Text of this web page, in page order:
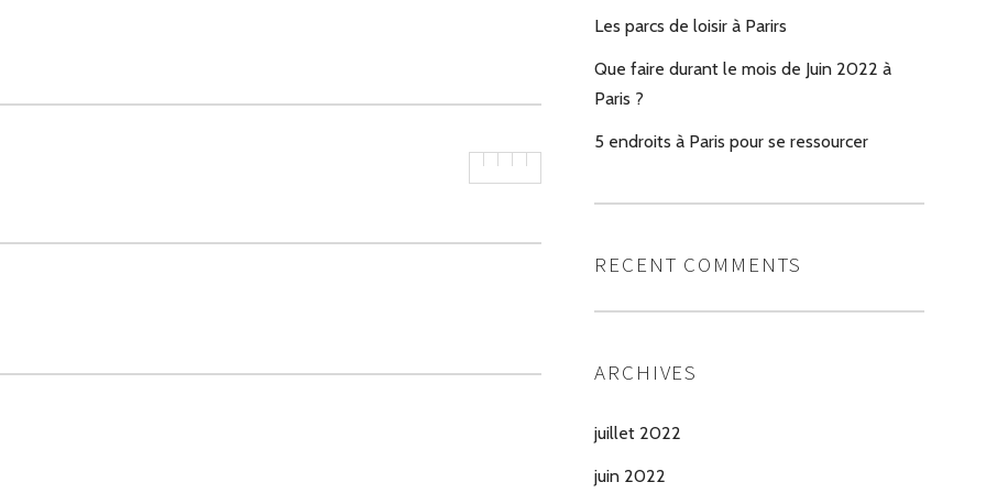
Les parcs de loisir à Parirs
Que faire durant le mois de Juin 2022 à
Paris ?
5 endroits à Paris pour se ressourcer
RECENT COMMENTS
ARCHIVES
juillet 2022
juin 2022